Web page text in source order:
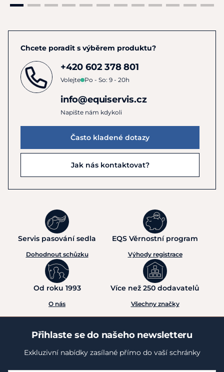
Chcete poradit s výběrem produktu?
+420 602 378 801
Volejte Po - So: 9 - 20h
info@equiservis.cz
Napište nám kdykoli
Často kladené dotazy
Jak nás kontaktovat?
Servis pasování sedla
Dohodnout schůzku
EQS Věrnostní program
Výhody registrace
Od roku 1993
O nás
Více než 250 dodavatelů
Všechny značky
Přihlaste se do našeho newsletteru
Exkluzivní nabídky zasílané přímo do vaší schránky